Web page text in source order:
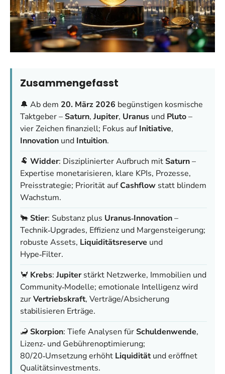
Zusammengefasst
🔔 Ab dem 20. März 2026 begünstigen kosmische
Taktgeber –Saturn, Jupiter, Uranus und Pluto–
vier Zeichen finanziell; Fokus aufInitiative,
Innovation und Intuition.
🐏 Widder: Disziplinierter Aufbruch mitSaturn–
Expertise monetarisieren, klare KPIs, Prozesse,
Preisstrategie; Priorität aufCashflow statt blindem
Wachstum.
🐂Stier: Substanz plus Uranus‑Innovation–
Technik‑Upgrades, Effizienz und Margensteigerung;
robuste Assets, Liquiditätsreserve und
Hype‑Filter.
🦀 Krebs: Jupiterstärkt Netzwerke, Immobilien und
Community‑Modelle; emotionale Intelligenz wird
zurVertriebskraft, Verträge/Absicherung
stabilisieren Erträge.
🦂 Skorpion: Tiefe Analysen fürSchuldenwende,
Lizenz‑ und Gebührenoptimierung;
80/20‑Umsetzung erhöht Liquiditätund eröffnet
Qualitätsinvestments.